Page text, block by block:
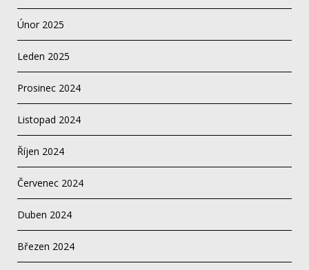
Únor 2025
Leden 2025
Prosinec 2024
Listopad 2024
Říjen 2024
Červenec 2024
Duben 2024
Březen 2024